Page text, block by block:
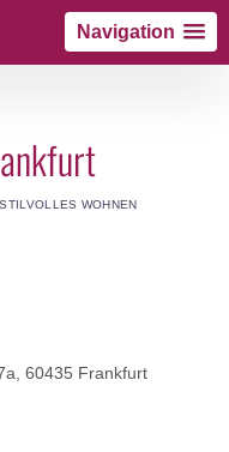
Navigation
WOHNEN
60435 Frankfurt